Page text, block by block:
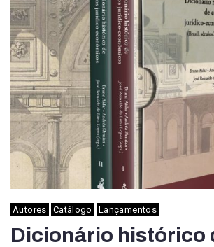
Autores Catálogo Lançamentos
Dicionário histórico